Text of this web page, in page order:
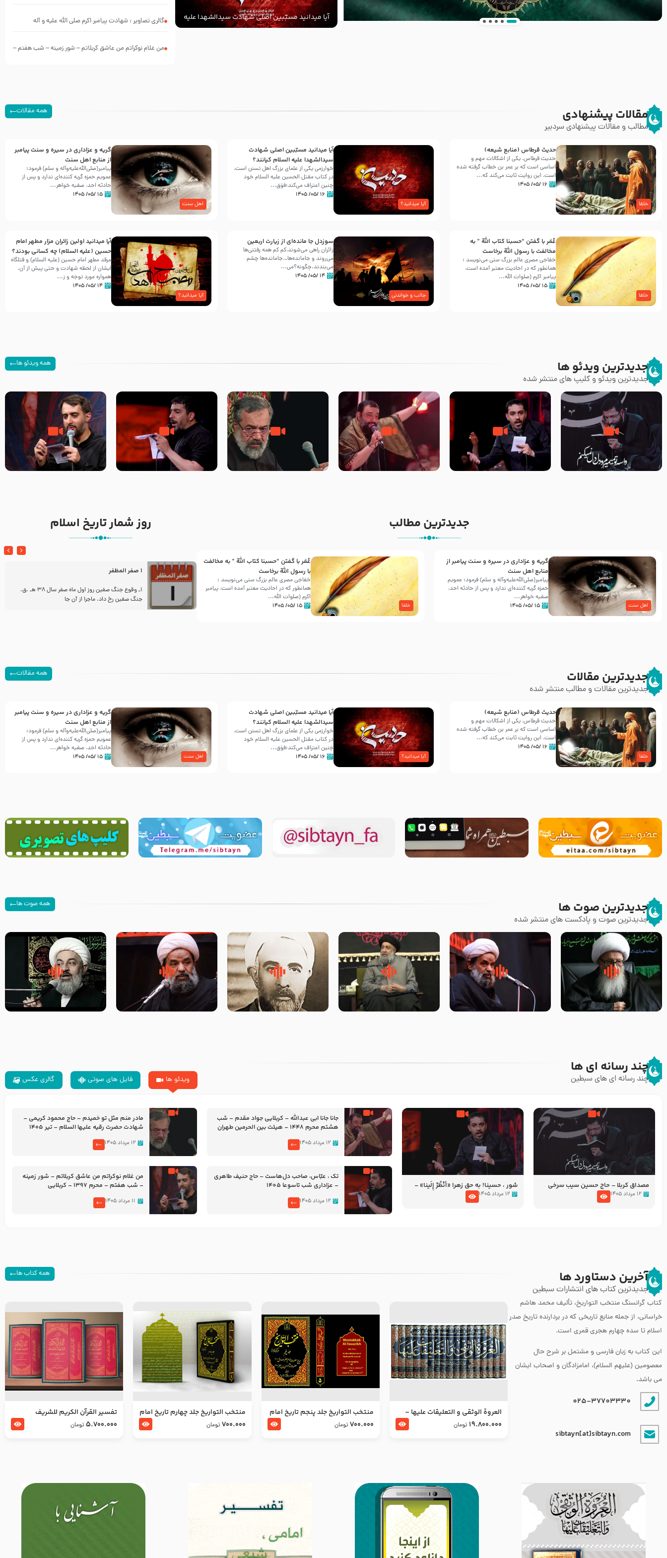
آیا میدانید مسبّبین اصلی شهادت سیدالشهدا علیه
‌السلام کیانند؟
گالری تصاویر : شهادت پیامبر اکرم صلی الله علیه و آله
من غلام نوکراتم من عاشق کربلاتم – شور زمینه – شب هفتم –
مقالات پیشنهادی
مطالب و مقالات پیشنهادی سردبیر
همه مقالات
خلفا
حدیث قرطاس (منابع شیعه)
حدیث قرطاس، یکی از اشکالات مهم و
اساسی است که بر عمر بن خطاب گرفته شده
است، این روایت ثابت می‌کند که...
۱۶ /۰۵/ ۱۴۰۵
آیا میدانید؟
آیا میدانید مسبّبین اصلی شهادت
سیدالشهدا علیه ‌السلام کیانند؟
خوارزمی یکی از علمای بزرگ اهل تسنن است،
در کتاب مقتل الحسین علیه ‌السلام خود
چنین اعتراف می‌کند:فوَق...
۱۶ /۰۵/ ۱۴۰۵
اهل سنت
گریه و عزاداری در سیره و سنت پیامبر
از منابع اهل سنت
پیامبر(صلی‌الله‌علیه‌وآله و سلم) فرمود:
عمویم حمزه گریه کننده‌ای ندارد و پس از
حادثه احد، صفیه خواهر...
۱۵ /۰۵/ ۱۴۰۵
خلفا
عُمَر با گفتن “حسبنا كتاب اللّه ” به
مخالفت با رسول اللّه برخاست
خفاجی مصری عالم بزرگ سنی می‌نویسد :
همانطور که در احادیث معتبر آمده است،
پیامبر اکرم (صلوات اللّه...
۱۵ /۰۵/ ۱۴۰۵
جالب و خواندنی
سوزدل جا مانده‌ای از زیارت اربعین
زائران راهی می‌شوند،کم‌ کم همه رفتنی‌ها
می‌روند و جامانده‌ها…جامانده‌ها چشم
می‌بندند.چگونه؟می‌...
۱۴ /۰۵/ ۱۴۰۵
آیا میدانید؟
آیا میدانید اولین زائران مزار مطهر امام
حسین (علیه السلام) چه کسانی بودند؟
مرقد مطهر امام حسین (علیه السلام) و قتلگاه
ایشان از لحظه شهادت و حتی پیش از آن،
همواره مورد توجه و ز...
۱۴ /۰۵/ ۱۴۰۵
جدیدترین ویدئو ها
جدیدترین ویدئو و کلیپ های منتشر شده
همه ویدئو ها
مصداق کربلا – حاج حسین سیب
شور ، حسینا! به‌ حق زهرا «أُنْظُرْ
إِلَینا» – عزاداری شب هفتم ماه
جانا جانا ابی عبدالله – کربلایی
جواد مقدم – شب هشتم محرم
مادر منم مثل تو خمیدم – حاج
محمود کریمی – شهادت حضرت
تک ، عبّاس، صاحب دل‌هاست –
حاج حنیف طاهری – عزاداری شب
من غلام نوکراتم من عاشق
کربلاتم – شور زمینه – شب هفتم
جدیدترین مطالب
اهل سنت
گریه و عزاداری در سیره و سنت پیامبر از
منابع اهل سنت
پیامبر(صلی‌الله‌علیه‌وآله و سلم) فرمود: عمویم
حمزه گریه کننده‌ای ندارد و پس از حادثه احد،
صفیه خواهر...
۱۵ /۰۵/ ۱۴۰۵ خلفا
عُمَر با گفتن “حسبنا كتاب اللّه ” به مخالفت
با رسول اللّه برخاست
خفاجی مصری عالم بزرگ سنی می‌نویسد :
همانطور که در احادیث معتبر آمده است، پیامبر
اکرم (صلوات اللّه...
۱۵ /۰۵/ ۱۴۰۵
روز شمار تاریخ اسلام
30 صفر المظفر
شهادت حضرت علی بن موسی الرضا (علیه السلام) در روز
آخـر صفر سـال 203 هـ .ق. هشـتمین اختر تابناک امامت
1 صفر المظفر
1ـ وقوع جنگ صفین روز اول ماه صفر سال 38 هـ .ق.
جنگ صفین رخ داد. ماجرا از آن جا
جدیدترین مقالات
جدیدترین مقالات و مطالب منتشر شده
همه مقالات
خلفا
حدیث قرطاس (منابع شیعه)
حدیث قرطاس، یکی از اشکالات مهم و
اساسی است که بر عمر بن خطاب گرفته شده
است، این روایت ثابت می‌کند که...
۱۶ /۰۵/ ۱۴۰۵
آیا میدانید؟
آیا میدانید مسبّبین اصلی شهادت
سیدالشهدا علیه ‌السلام کیانند؟
خوارزمی یکی از علمای بزرگ اهل تسنن است،
در کتاب مقتل الحسین علیه ‌السلام خود
چنین اعتراف می‌کند:فوَق...
۱۶ /۰۵/ ۱۴۰۵ اهل سنت
گریه و عزاداری در سیره و سنت پیامبر
از منابع اهل سنت
پیامبر(صلی‌الله‌علیه‌وآله و سلم) فرمود:
عمویم حمزه گریه کننده‌ای ندارد و پس از
حادثه احد، صفیه خواهر...
۱۵ /۰۵/ ۱۴۰۵
جدیدترین صوت ها
جدیدترین صوت و پادکست های منتشر شده
همه صوت ها
زوّار اربعین امام حسین (علیه
السلام) با این اشتیاق به زیارت
روضه جانسوز پاره های جگر امام
حسن مجتبی علیه السلام-حجت
لقب حضرت رقیه سلام الله علیها
به چه معناست – حجت الاسلام
روضه‌ی مجلس یزید ملعون و
اسارت اهل‌بیت علیهم‌السلام –
سلام جوانی که امام حسین علیه
السلام خودش جوابش را دادند
زیارتی که اسباب رزق زیاد و عمر
طولانی است حجت السلام حسین
چند رسانه ای ها
چند رسانه ای های سبطین ویدئو ها فایل های صوتی گالری عکس
مصداق کربلا – حاج حسین سیب سرخی
۱۲ مرداد ۱۴۰۵
شور ، حسینا! به‌ حق زهرا «أُنْظُرْ إِلَینا» –
عزاداری شب هفتم ماه محرّم 1405
۱۲ مرداد ۱۴۰۵
جانا جانا ابی عبدالله – کربلایی جواد مقدم – شب
هشتم محرم 1448 – هیئت بین الحرمین طهران
۱۲ مرداد ۱۴۰۵
مادر منم مثل تو خمیدم – حاج محمود کریمی –
شهادت حضرت رقیه علیها السلام – تیر ۱۴۰۵
۱۲ مرداد ۱۴۰۵
تک ، عبّاس، صاحب دل‌هاست – حاج حنیف طاهری
– عزاداری شب تاسوعا 1405
۱۲ مرداد ۱۴۰۵
من غلام نوکراتم من عاشق کربلاتم – شور زمینه
– شب هفتم – محرم 1397 – کربلایی
۱۱ مرداد ۱۴۰۵
آخرین دستاورد ها
جدیدترین کتاب های انتشارات سبطین
همه کتاب ها
کتاب گرانسنگ منتخب التواريخ، تألیف محمد هاشم
خراسانی، از جمله منابع تاریخی که در بردارنده تاریخ صدر
اسلام تا سده چهارم هجری قمری است.
این کتاب به زبان فارسی و مشتمل بر شرح حال
معصومین (علیهم السلام)، امامزادگان و اصحاب ایشان
می باشد.
025-37703330
sibtayn[at]sibtayn.com
العروة الوثقى و التعليقات عليها –
طرح جدید
19.800.000 تومان
منتخب التواریخ جلد پنجم تاریخ امام
جعفر صادق و امام موسی بن جعفر
700.000 تومان
منتخب التواریخ جلد چهارم تاریخ امام
زین العابدین و امام محمد باقر
700.000 تومان
تفسير القرآن الكريم للشريف
المرتضي قدس سرّه
5.700.000 تومان